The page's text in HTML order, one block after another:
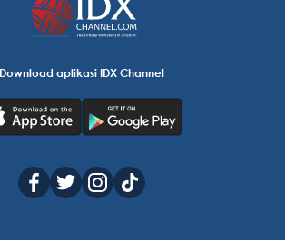
Download aplikasi IDX Channel